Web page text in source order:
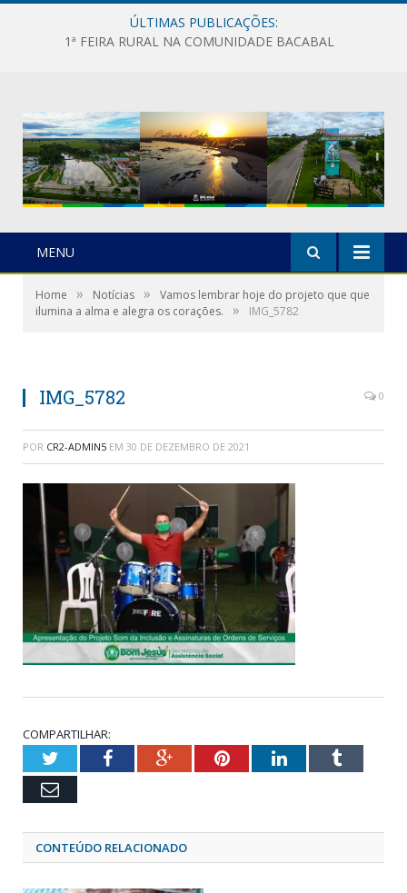
ÚLTIMAS PUBLICAÇÕES:
1ª FEIRA RURAL NA COMUNIDADE BACABAL
MENU
Home » Notícias »
Vamos lembrar hoje do projeto que que
ilumina a alma e alegra os corações.
» IMG_5782
IMG_5782 0
POR CR2-ADMIN5 EM 30 DE DEZEMBRO DE 2021
COMPARTILHAR:
TwitterFacebookGoogle+PinterestLinkedInTumblr
Email
CONTEÚDO RELACIONADO